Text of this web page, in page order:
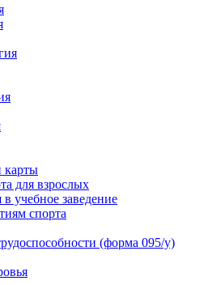
карты
для взрослых
учебное заведение
спорта
(форма 095/у)